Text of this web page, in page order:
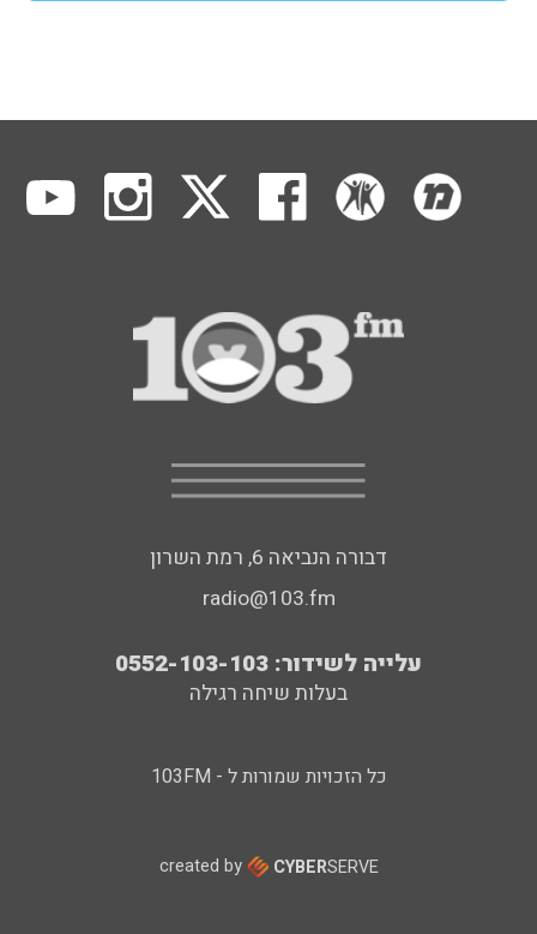
דבורה הנביאה 6, רמת השרון
radio@103.fm
עלייה לשידור: 0552-103-103
בעלות שיחה רגילה
כל הזכויות שמורות ל - 103FM
created by CYBERSERVE